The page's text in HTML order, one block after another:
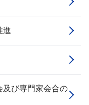
進
及び専門家会合の